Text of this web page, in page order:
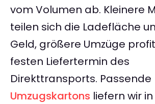
vom Volumen ab. Kleinere
teilen sich die Ladefläche
Geld, größere Umzüge
festen Liefertermin des
Direkttransports. Passende
Umzugskartons liefern wir